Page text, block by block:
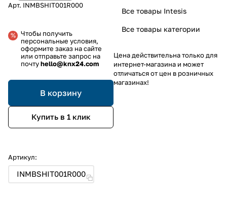
Арт. INMBSHIT001R000
Чтобы получить
персональные условия,
оформите заказ на сайте
или отправьте запрос на
почтуhello@knx24.com
В корзину
Купить в 1 клик
Артикул:
INMBSHIT001R000
Все товары Intesis
Все товары категории
Цена действительна только для
интернет-магазина и может
отличаться от цен в розничных
магазинах!